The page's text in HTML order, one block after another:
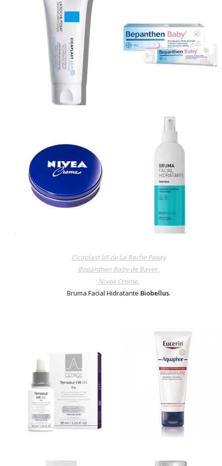
Cicaplast b5 de La Roche Posay
Bepanthen Baby de Bayer.
Nivea Creme.
Bruma Facial Hidratante Biobellus.